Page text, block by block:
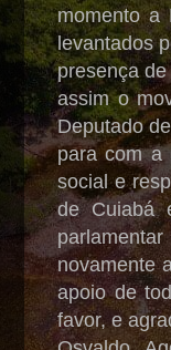
momento a
levantados
presença
assim o
Deputado
para com a
social e
de Cuiabá
novamente
apoio de
favor, e